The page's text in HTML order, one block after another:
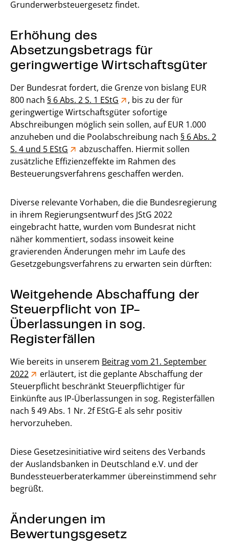
Grunderwerbsteuergesetz findet.
Erhöhung des
Absetzungsbetrags für
geringwertige Wirtschaftsgüter
Der Bundesrat fordert, die Grenze von bislang EUR
800 nach § 6 Abs. 2 S. 1 EStG
, bis zu der für
geringwertige Wirtschaftsgüter sofortige
Abschreibungen möglich sein sollen, auf EUR 1.000
anzuheben und die Poolabschreibung nach § 6 Abs. 2
S. 4 und 5 EStG
abzuschaffen. Hiermit sollen
zusätzliche Effizienzeffekte im Rahmen des
Besteuerungsverfahrens geschaffen werden.
Diverse relevante Vorhaben, die die Bundesregierung
in ihrem Regierungsentwurf des JStG 2022
eingebracht hatte, wurden vom Bundesrat nicht
näher kommentiert, sodass insoweit keine
gravierenden Änderungen mehr im Laufe des
Gesetzgebungsverfahrens zu erwarten sein dürften:
Weitgehende Abschaffung der
Steuerpflicht von IP-
Überlassungen in sog.
Registerfällen
Wie bereits in unserem Beitrag vom 21. September
2022
erläutert, ist die geplante Abschaffung der
Steuerpflicht beschränkt Steuerpflichtiger für
Einkünfte aus IP-Überlassungen in sog. Registerfällen
nach § 49 Abs. 1 Nr. 2f EStG-E als sehr positiv
hervorzuheben.
Diese Gesetzesinitiative wird seitens des Verbands
der Auslandsbanken in Deutschland e.V. und der
Bundessteuerberaterkammer übereinstimmend sehr
begrüßt.
Änderungen im
Bewertungsgesetz